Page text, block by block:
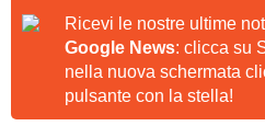
Ricevi le nostre ultime
Google News: clicca su
nella nuova schermata
pulsante con la stella!